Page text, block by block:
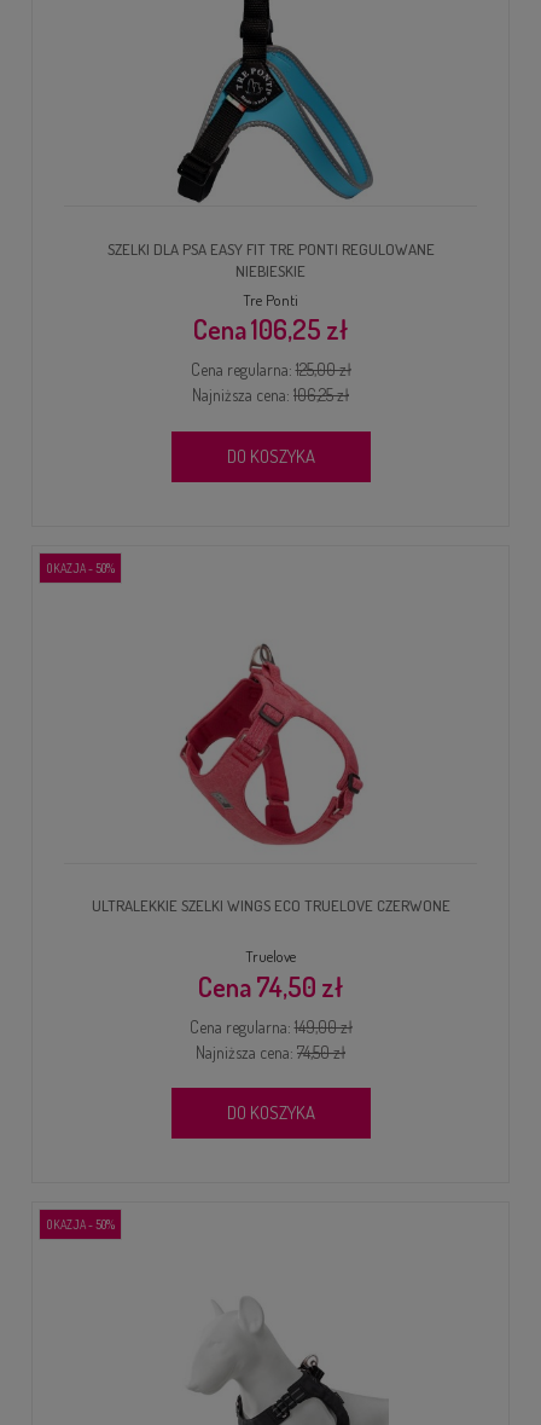
SZELKI DLA PSA EASY FIT TRE PONTI REGULOWANE
NIEBIESKIE
Tre Ponti
106,25 zł
Cena regularna:125,00 zł
Najniższa cena: 106,25 zł
DO KOSZYKA
ULTRALEKKIE SZELKI WINGS ECO TRUELOVE CZERWONE
Truelove
74,50 zł
Cena regularna:149,00 zł
Najniższa cena: 74,50 zł
DO KOSZYKA
OKAZJA - 50%
OKAZJA - 50%